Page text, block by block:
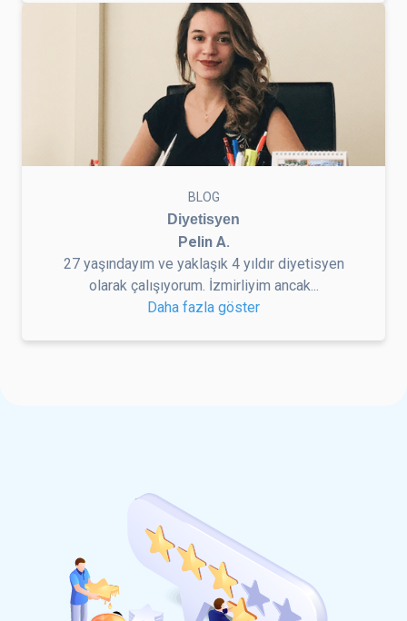
BLOG
Diyetisyen
Pelin A.
27 yaşındayım ve yaklaşık 4 yıldır diyetisyen
olarak çalışıyorum. İzmirliyim ancak...
Daha fazla göster